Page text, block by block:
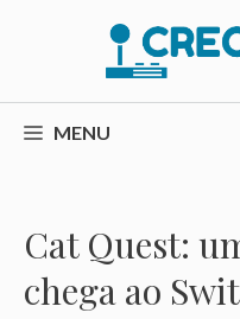
conteúdo
MENU
Cat Quest:
chega ao